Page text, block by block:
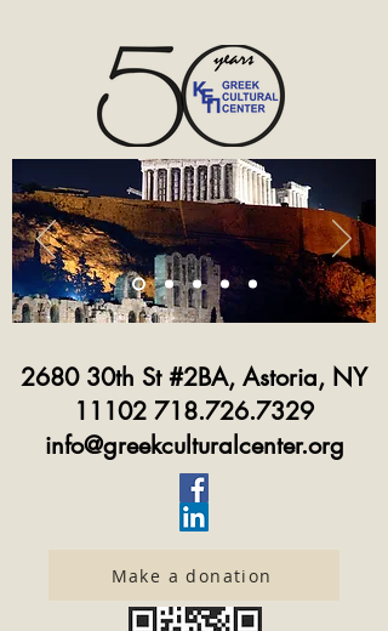
2680 30th St #2BA, Astoria, NY
11102 718.726.7329
info@greekculturalcenter.org
Make a donation